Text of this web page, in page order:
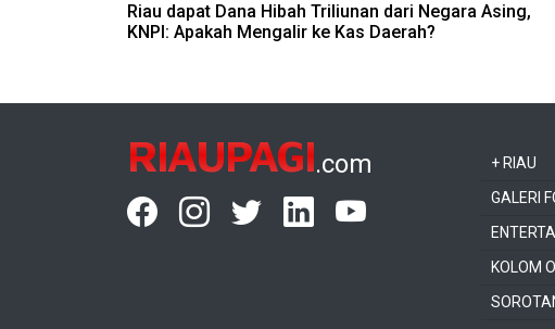
Riau dapat Dana Hibah Triliunan dari Negara Asing,
KNPI: Apakah Mengalir ke Kas Daerah?
RIAUPAGI.com + RIAU
GALERI
KOLOM